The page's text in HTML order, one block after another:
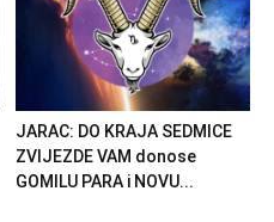
JARAC: DO KRAJA SEDMICE
ZVIJEZDE VAM donose
GOMILU PARA i NOVU...